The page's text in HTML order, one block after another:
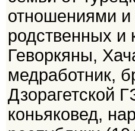
отношениями
родственных и
Геворкяны,
медработник,
Дзорагетской
коньяковед,